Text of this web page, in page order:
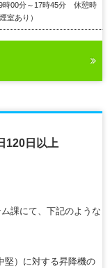
時00分～17時45分 休憩時
室あり）
120日以上
課にて、下記のような
堅）に対する昇降機の